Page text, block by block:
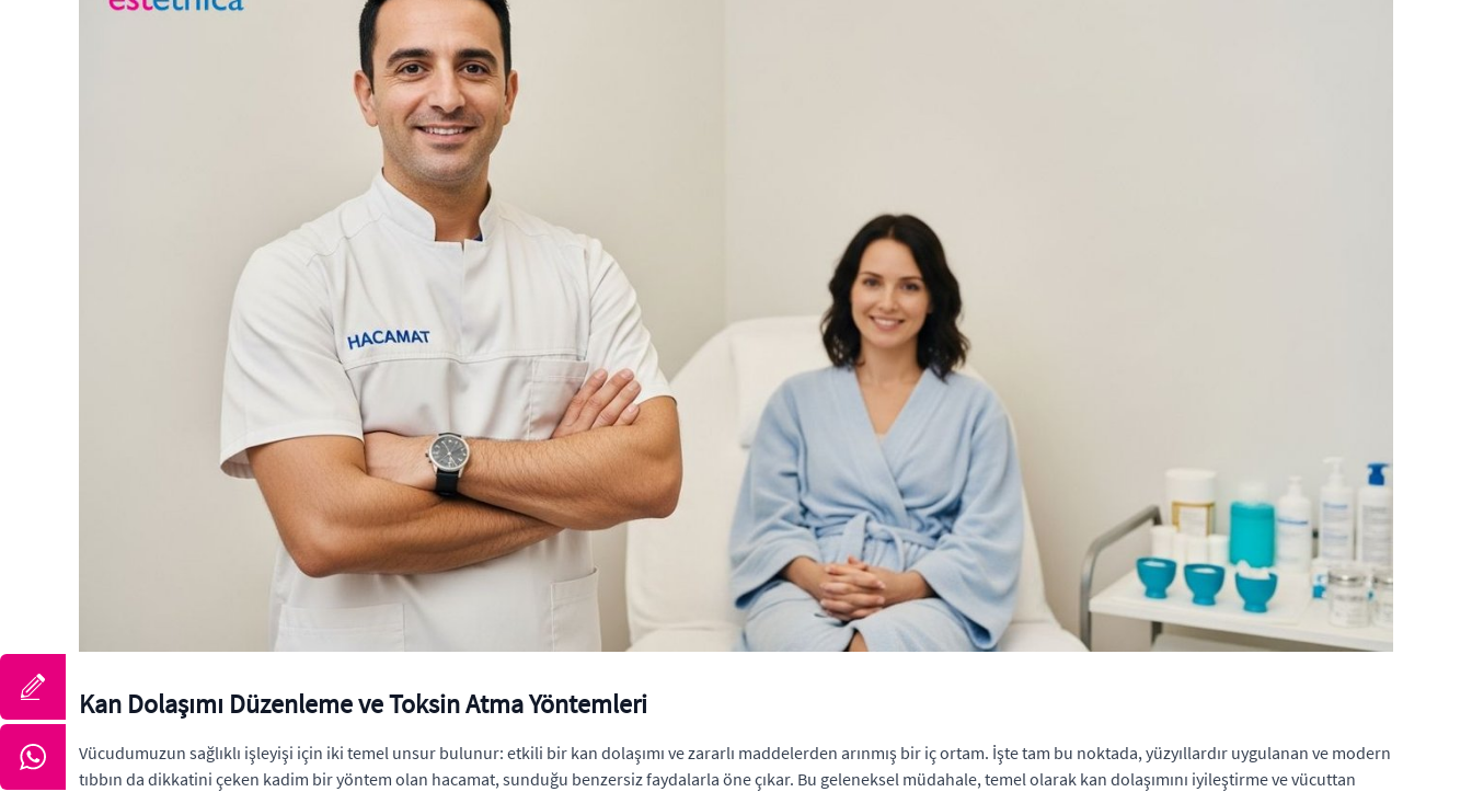
Kan Dolaşımı Düzenleme ve Toksin Atma Yöntemleri
Vücudumuzun sağlıklı işleyişi için iki temel unsur bulunur: etkili bir kan dolaşımı ve zararlı maddelerden arınmış bir iç ortam. İşte tam bu noktada, yüzyıllardır uygulanan ve modern
tıbbın da dikkatini çeken kadim bir yöntem olan hacamat, sunduğu benzersiz faydalarla öne çıkar. Bu geleneksel müdahale, temel olarak kan dolaşımını iyileştirme ve vücuttan